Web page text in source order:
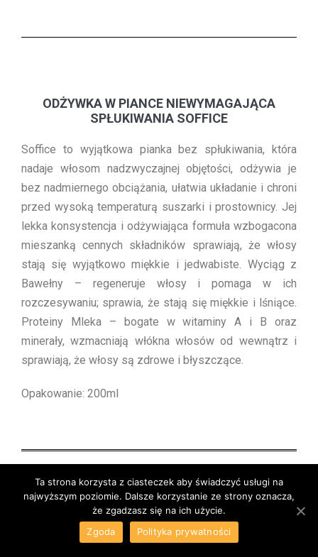
ODŻYWKA W PIANCE NIEWYMAGAJĄCA
SPŁUKIWANIA SOFFICE
Soffice to wyjątkowa pianka bez spłukiwania, która
nadaje włosom nadzwyczajnej objętości, odżywia je
bez nadmiernego obciążania, ułatwia układanie i chroni
przed wysoką temperaturą suszarki i prostownicy. Jej
lekka konsystencja i odżywiająca formuła wzbogacona
mieszanką cennych składników sprawiają, że włosy
stają się wyjątkowo miękkie i jedwabiste. Wyciąg z
Bawełny – regeneruje włosy i pomaga w ich
rozczesywaniu; sprawia, że stają się miękkie i lśniące.
Proteiny Mleka – bogate w witaminy A i B oraz
minerały, wzmacniają włókna włosów od wewnątrz i
sprawiają, że włosy są zdrowe i błyszczące.
Opakowanie: 200ml
Kliknij aby poznać pozostałe linie do pielęgnacji
Ta strona korzysta z ciasteczek aby świadczyć usługi na
najwyższym poziomie. Dalsze korzystanie ze strony oznacza,
że zgadzasz się na ich użycie.
Zgoda
Polityka prywatności